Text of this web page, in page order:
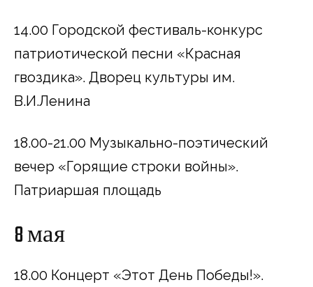
14.00 Городской фестиваль-конкурс
патриотической песни «Красная
гвоздика». Дворец культуры им.
В.И.Ленина
18.00-21.00 Музыкально-поэтический
вечер «Горящие строки войны».
Патриаршая площадь
8 мая
18.00 Концерт «Этот День Победы!».